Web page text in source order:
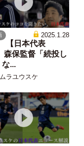
2025.1.28
【日本代表
森保監督「続投し
な...
ラユウスケ